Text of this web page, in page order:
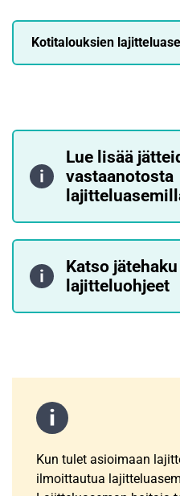
Kotitalouksien
Lue lisää
vastaanotosta
Katso
lajitteluohjeet
Kun tulet asioimaan
ilmoittautua